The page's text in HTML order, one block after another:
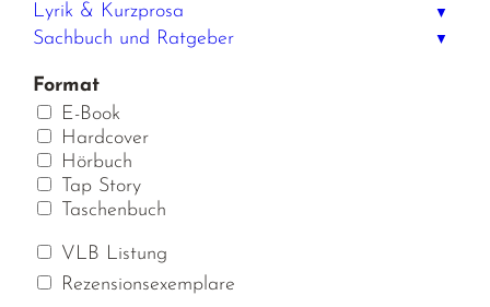
Lyrik & Kurzprosa ▼
Sachbuch und Ratgeber ▼
Format
E-Book
Hardcover
Hörbuch
Tap Story
Taschenbuch
VLB Listung
Rezensionsexemplare